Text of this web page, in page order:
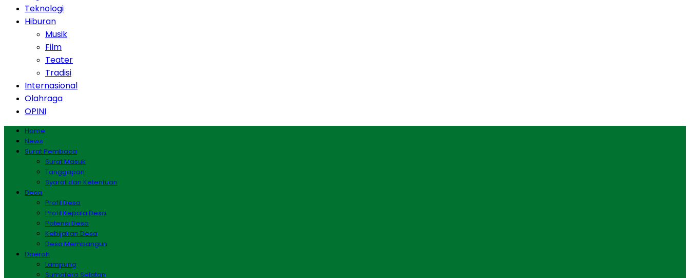
Teknologi
Hiburan
Musik
Film
Teater
Tradisi
Internasional
Olahraga
OPINI
Home
News
Surat Pembaca
Surat Masuk
Tanggapan
Syarat dan Ketentuan
Desa
Profil Desa
Profil Kepala Desa
Potensi Desa
Kebijakan Desa
Desa Membangun
Daerah
Lampung
Sumatera Selatan